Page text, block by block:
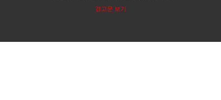
경고문 보기